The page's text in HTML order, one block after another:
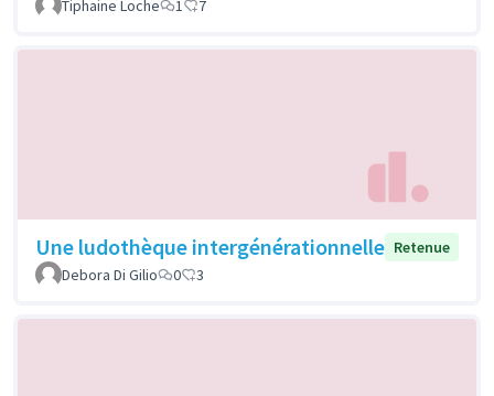
Tiphaine Loche 1 7
Une ludothèque intergénérationnelle Retenue
Debora Di Gilio
0 3